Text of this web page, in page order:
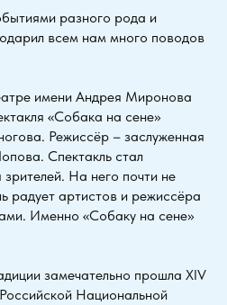
разного рода и
всем нам много поводов
имени Андрея Миронова
«Собака на сене»
Режиссёр – заслуженная
Спектакль стал
На него почти не
радует артистов и режиссёра
Именно «Собаку на сене»
замечательно прошла XIV
Национальной